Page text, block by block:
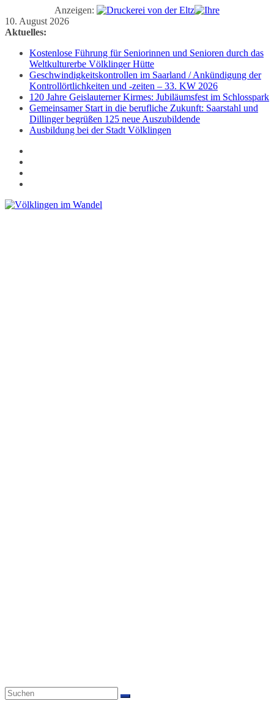
Anzeigen:
Zum
Inhalt
10. August 2026
Aktuelles:
Kostenlose Führung für Seniorinnen und Senioren durch das
Weltkulturerbe Völklinger Hütte
Geschwindigkeitskontrollen im Saarland / Ankündigung der
Kontrollörtlichkeiten und -zeiten – 33. KW 2026
120 Jahre Geislauterner Kirmes: Jubiläumsfest im Schlosspark
Gemeinsamer Start in die berufliche Zukunft: Saarstahl und
Dillinger begrüßen 125 neue Auszubildende
Ausbildung bei der Stadt Völklingen